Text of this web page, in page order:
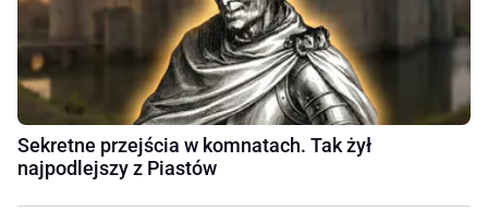
Sekretne przejścia w komnatach. Tak żył
najpodlejszy z Piastów